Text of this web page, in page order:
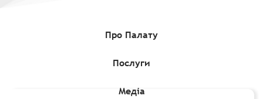
Про Палату
Послуги
Медіа
Члени Вінницької ТПП